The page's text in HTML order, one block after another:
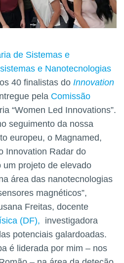
de Sistemas e
e Nanotecnologias
40 finalistas do Innovation
pelaComissão
“Women Led Innovations”.
seguimento da nossa
europeu, o Magnamed,
Innovation Radar do
um projeto de elevado
área das nanotecnologias
magnéticos”,
Freitas, docente
(DF), investigadora
potenciais galardoadas.
é liderada por mim – nos